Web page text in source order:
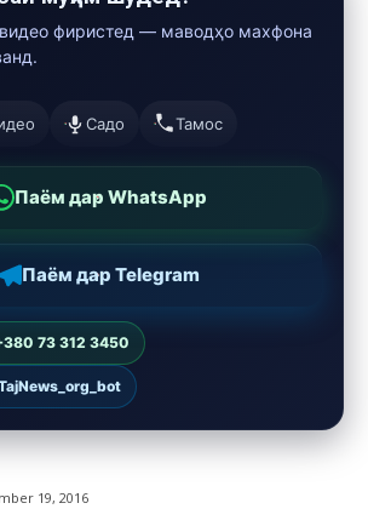
фиристед — маводҳо махфона
Садо Тамос
Паём дар WhatsApp
Паём дар Telegram
73 312 3450
19, 2016